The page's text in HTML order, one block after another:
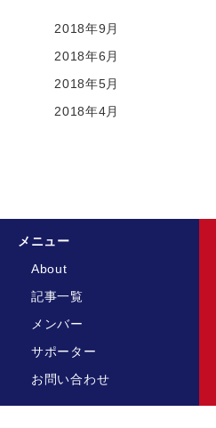
2018年9月
2018年6月
2018年5月
2018年4月
メニュー
About
記事一覧
メンバー
サポーター
お問い合わせ